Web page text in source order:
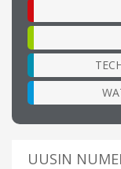
UUSIN